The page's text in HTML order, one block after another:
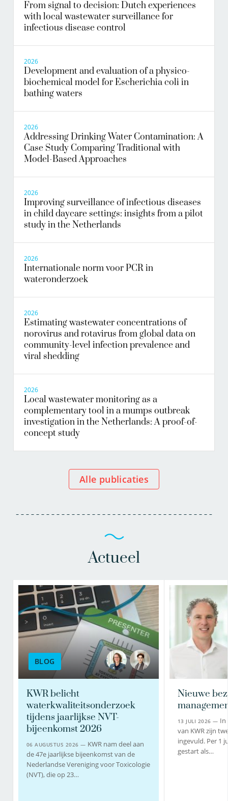
From signal to decision: Dutch experiences
with local wastewater surveillance for
infectious disease control
2026
Development and evaluation of a physico-
biochemical model for Escherichia coli in
bathing waters
2026
Addressing Drinking Water Contamination: A
Case Study Comparing Traditional with
Model-Based Approaches
2026
Improving surveillance of infectious diseases
in child daycare settings: insights from a pilot
study in the Netherlands
2026
Internationale norm voor PCR in
wateronderzoek
2026
Estimating wastewater concentrations of
norovirus and rotavirus from global data on
community-level infection prevalence and
viral shedding
2026
Local wastewater monitoring as a
complementary tool in a mumps outbreak
investigation in the Netherlands: A proof-of-
concept study
Alle publicaties
Actueel
BLOG
KWR belicht
waterkwaliteitsonderzoek
tijdens jaarlijkse NVT-
bijeenkomst 2026
06 AUGUSTUS 2026 — KWR nam deel aan
de 47e jaarlijkse bijeenkomst van de
Nederlandse Vereniging voor Toxicologie
(NVT), die op 23…
Nieuwe
13 JULI 2026 — In
van KWR zijn
ingevuld. Per 1
gestart als…